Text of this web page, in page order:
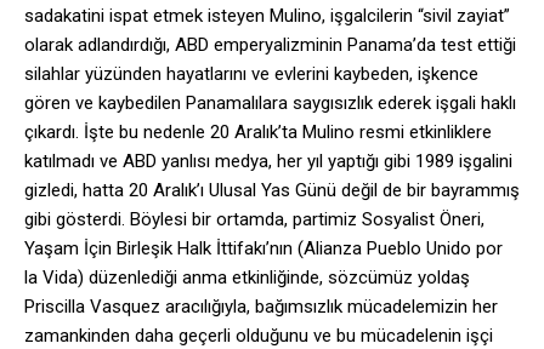
sadakatini ispat etmek isteyen Mulino, işgalcilerin “sivil zayiat”
olarak adlandırdığı, ABD emperyalizminin Panama’da test ettiği
silahlar yüzünden hayatlarını ve evlerini kaybeden, işkence
gören ve kaybedilen Panamalılara saygısızlık ederek işgali haklı
çıkardı. İşte bu nedenle 20 Aralık’ta Mulino resmi etkinliklere
katılmadı ve ABD yanlısı medya, her yıl yaptığı gibi 1989 işgalini
gizledi, hatta 20 Aralık’ı Ulusal Yas Günü değil de bir bayrammış
gibi gösterdi. Böylesi bir ortamda, partimiz Sosyalist Öneri,
Yaşam İçin Birleşik Halk İttifakı’nın (Alianza Pueblo Unido por
la Vida) düzenlediği anma etkinliğinde, sözcümüz yoldaş
Priscilla Vasquez aracılığıyla, bağımsızlık mücadelemizin her
zamankinden daha geçerli olduğunu ve bu mücadelenin işçi